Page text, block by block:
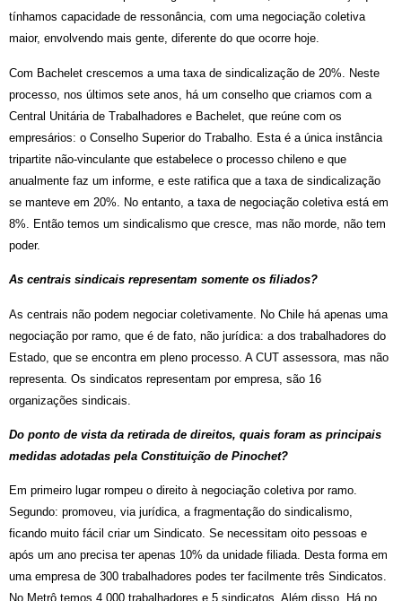
tínhamos capacidade de ressonância, com uma negociação coletiva
maior, envolvendo mais gente, diferente do que ocorre hoje.
Com Bachelet crescemos a uma taxa de sindicalização de 20%. Neste
processo, nos últimos sete anos, há um conselho que criamos com a
Central Unitária de Trabalhadores e Bachelet, que reúne com os
empresários: o Conselho Superior do Trabalho. Esta é a única instância
tripartite não-vinculante que estabelece o processo chileno e que
anualmente faz um informe, e este ratifica que a taxa de sindicalização
se manteve em 20%. No entanto, a taxa de negociação coletiva está em
8%. Então temos um sindicalismo que cresce, mas não morde, não tem
poder.
As centrais sindicais representam somente os filiados?
As centrais não podem negociar coletivamente. No Chile há apenas uma
negociação por ramo, que é de fato, não jurídica: a dos trabalhadores do
Estado, que se encontra em pleno processo. A CUT assessora, mas não
representa. Os sindicatos representam por empresa, são 16
organizações sindicais.
Do ponto de vista da retirada de direitos, quais foram as principais
medidas adotadas pela Constituição de Pinochet?
Em primeiro lugar rompeu o direito à negociação coletiva por ramo.
Segundo: promoveu, via jurídica, a fragmentação do sindicalismo,
ficando muito fácil criar um Sindicato. Se necessitam oito pessoas e
após um ano precisa ter apenas 10% da unidade filiada. Desta forma em
uma empresa de 300 trabalhadores podes ter facilmente três Sindicatos.
No Metrô temos 4.000 trabalhadores e 5 sindicatos. Além disso. Há no